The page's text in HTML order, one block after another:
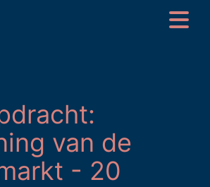
van de
- 20